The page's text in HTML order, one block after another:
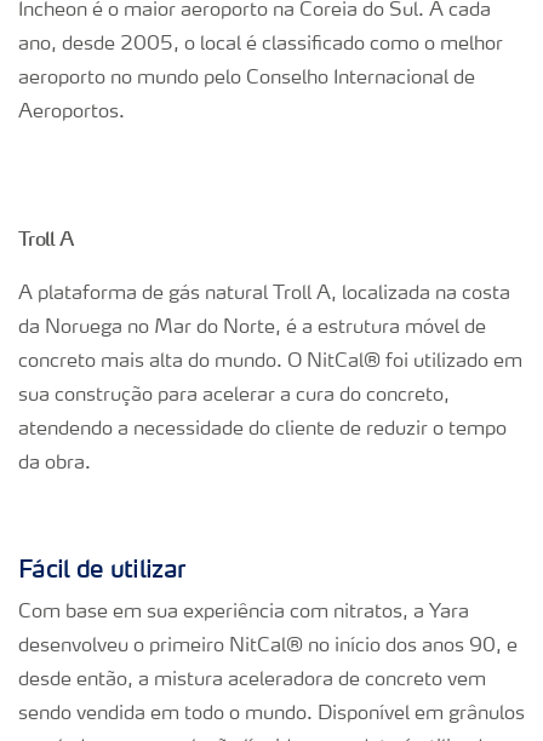
Incheon é o maior aeroporto na Coreia do Sul. A cada
ano, desde 2005, o local é classificado como o melhor
aeroporto no mundo pelo Conselho Internacional de
Aeroportos.
Troll A
A plataforma de gás natural Troll A, localizada na costa
da Noruega no Mar do Norte, é a estrutura móvel de
concreto mais alta do mundo. O NitCal® foi utilizado em
sua construção para acelerar a cura do concreto,
atendendo a necessidade do cliente de reduzir o tempo
da obra.
Fácil de utilizar
Com base em sua experiência com nitratos, a Yara
desenvolveu o primeiro NitCal® no início dos anos 90, e
desde então, a mistura aceleradora de concreto vem
sendo vendida em todo o mundo. Disponível em grânulos